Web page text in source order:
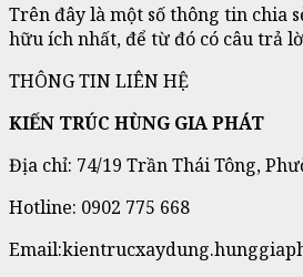
Trên đây là một số thông tin chia
hữu ích nhất, để từ đó có câu trả
THÔNG TIN LIÊN HỆ
KIẾN TRÚC HÙNG GIA PHÁT
Địa chỉ: 74/19 Trần Thái Tông,
Hotline: 0902 775 668